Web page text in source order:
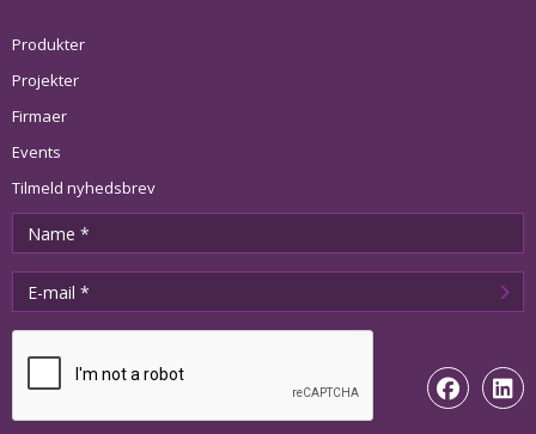
Produkter
Projekter
Firmaer
Events
Tilmeld nyhedsbrev